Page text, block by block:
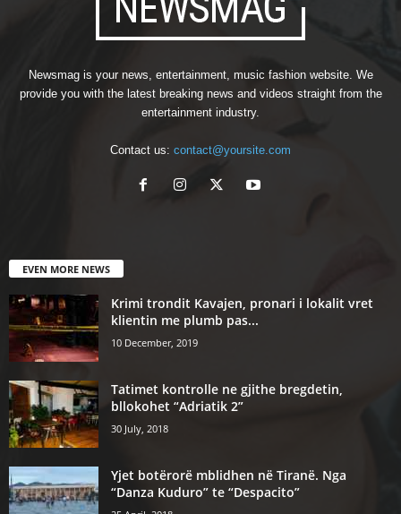
Newsmag is your news, entertainment, music fashion website. We
provide you with the latest breaking news and videos straight from the
entertainment industry.
Contact us: contact@yoursite.com
EVEN MORE NEWS
Krimi trondit Kavajen, pronari i lokalit vret
klientin me plumb pas...
10 December, 2019
Tatimet kontrolle ne gjithe bregdetin,
bllokohet “Adriatik 2”
30 July, 2018
Yjet botërorë mblidhen në Tiranë. Nga
“Danza Kuduro” te “Despacito”